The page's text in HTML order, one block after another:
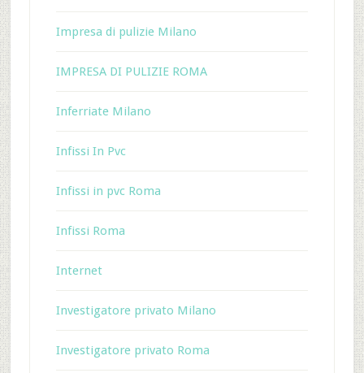
Impresa di pulizie Milano
IMPRESA DI PULIZIE ROMA
Inferriate Milano
Infissi In Pvc
Infissi in pvc Roma
Infissi Roma
Internet
Investigatore privato Milano
Investigatore privato Roma